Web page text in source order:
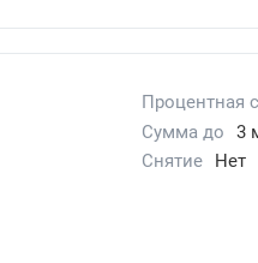
Процентная
Сумма до
3
Снятие Нет